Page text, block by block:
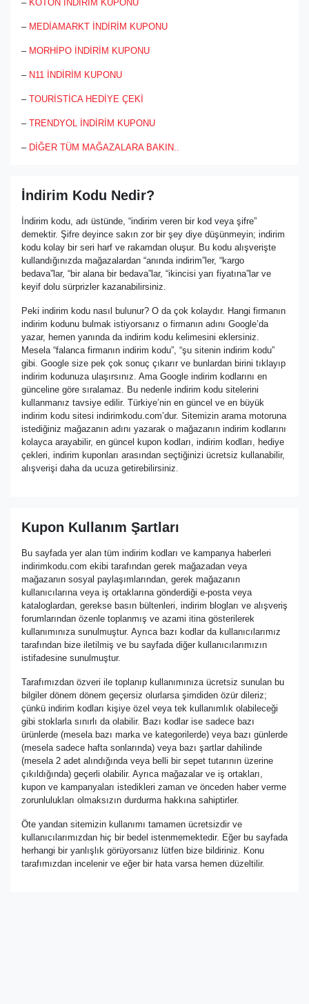
– KOTON İNDİRİM KUPONU
– MEDİAMARKT İNDİRİM KUPONU
– MORHİPO İNDİRİM KUPONU
– N11 İNDİRİM KUPONU
– TOURİSTİCA HEDİYE ÇEKİ
– TRENDYOL İNDİRİM KUPONU
– DİĞER TÜM MAĞAZALARA BAKIN..
İndirim Kodu Nedir?
İndirim kodu, adı üstünde, “indirim veren bir kod veya şifre”
demektir. Şifre deyince sakın zor bir şey diye düşünmeyin; indirim
kodu kolay bir seri harf ve rakamdan oluşur. Bu kodu alışverişte
kullandığınızda mağazalardan “anında indirim”ler, “kargo
bedava”lar, “bir alana bir bedava”lar, “ikincisi yarı fiyatına”lar ve
keyif dolu sürprizler kazanabilirsiniz.
Peki indirim kodu nasıl bulunur? O da çok kolaydır. Hangi firmanın
indirim kodunu bulmak istiyorsanız o firmanın adını Google’da
yazar, hemen yanında da indirim kodu kelimesini eklersiniz.
Mesela “falanca firmanın indirim kodu”, “şu sitenin indirim kodu”
gibi. Google size pek çok sonuç çıkarır ve bunlardan birini tıklayıp
indirim kodunuza ulaşırsınız. Ama Google indirim kodlarını en
günceline göre sıralamaz. Bu nedenle indirim kodu sitelerini
kullanmanız tavsiye edilir. Türkiye’nin en güncel ve en büyük
indirim kodu sitesi indirimkodu.com’dur. Sitemizin arama motoruna
istediğiniz mağazanın adını yazarak o mağazanın indirim kodlarını
kolayca arayabilir, en güncel kupon kodları, indirim kodları, hediye
çekleri, indirim kuponları arasından seçtiğinizi ücretsiz kullanabilir,
alışverişi daha da ucuza getirebilirsiniz.
Kupon Kullanım Şartları
Bu sayfada yer alan tüm indirim kodları ve kampanya haberleri
indirimkodu.com ekibi tarafından gerek mağazadan veya
mağazanın sosyal paylaşımlarından, gerek mağazanın
kullanıcılarına veya iş ortaklarına gönderdiği e-posta veya
kataloglardan, gerekse basın bültenleri, indirim blogları ve alışveriş
forumlarından özenle toplanmış ve azami itina gösterilerek
kullanımınıza sunulmuştur. Ayrıca bazı kodlar da kullanıcılarımız
tarafından bize iletilmiş ve bu sayfada diğer kullanıcılarımızın
istifadesine sunulmuştur.
Tarafımızdan özveri ile toplanıp kullanımınıza ücretsiz sunulan bu
bilgiler dönem dönem geçersiz olurlarsa şimdiden özür dileriz;
çünkü indirim kodları kişiye özel veya tek kullanımlık olabileceği
gibi stoklarla sınırlı da olabilir. Bazı kodlar ise sadece bazı
ürünlerde (mesela bazı marka ve kategorilerde) veya bazı günlerde
(mesela sadece hafta sonlarında) veya bazı şartlar dahilinde
(mesela 2 adet alındığında veya belli bir sepet tutarının üzerine
çıkıldığında) geçerli olabilir. Ayrıca mağazalar ve iş ortakları,
kupon ve kampanyaları istedikleri zaman ve önceden haber verme
zorunlulukları olmaksızın durdurma hakkına sahiptirler.
Öte yandan sitemizin kullanımı tamamen ücretsizdir ve
kullanıcılarımızdan hiç bir bedel istenmemektedir. Eğer bu sayfada
herhangi bir yanlışlık görüyorsanız lütfen bize bildiriniz. Konu
tarafımızdan incelenir ve eğer bir hata varsa hemen düzeltilir.